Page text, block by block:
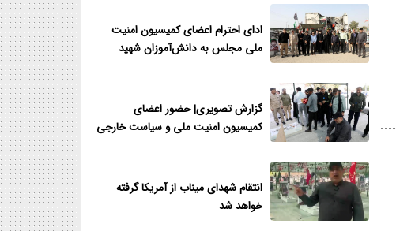
ادای احترام اعضای کمیسیون امنیت
ملی مجلس به دانش‌آموزان شهید
گزارش تصویری| حضور اعضای
کمیسیون امنیت ملی و سیاست خارجی
انتقام شهدای میناب از آمریکا گرفته
خواهد شد